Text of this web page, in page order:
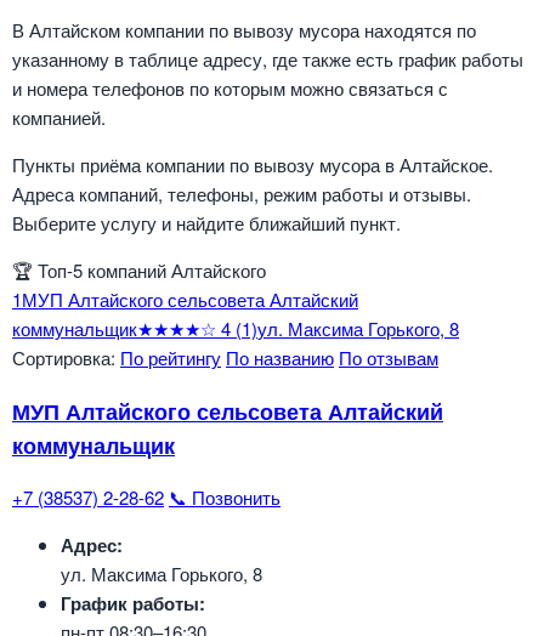
В Алтайском компании по вывозу мусора находятся по
указанному в таблице адресу, где также есть график работы
и номера телефонов по которым можно связаться с
компанией.
Пункты приёма компании по вывозу мусора в Алтайское.
Адреса компаний, телефоны, режим работы и отзывы.
Выберите услугу и найдите ближайший пункт.
🏆 Топ-5 компаний Алтайского
1МУП Алтайского сельсовета Алтайский
коммунальщик★★★★☆ 4 (1)ул. Максима Горького, 8
Сортировка: По рейтингу По названию По отзывам
МУП Алтайского сельсовета Алтайский
коммунальщик
+7 (38537) 2-28-62 📞 Позвонить
Адрес:
ул. Максима Горького, 8
График работы: